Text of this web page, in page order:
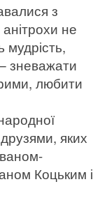
з
не
мудрість,
зневажати
любити
яких
Коцьким і